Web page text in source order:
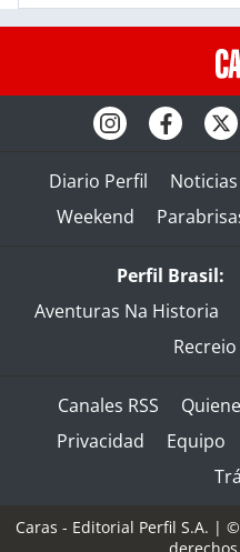
Diario Perfil Noticias
Weekend
Perfil Brasil:
Aventuras Na Historia
Recreio
Canales RSS
Privacidad
Equipo
Caras - Editorial Perfil S.A. | ©